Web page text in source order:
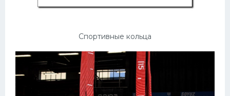
Спортивные кольца